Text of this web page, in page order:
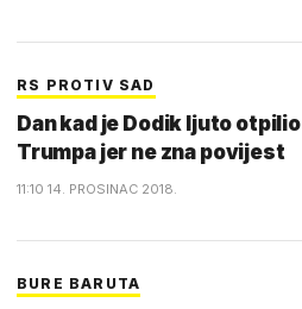
RS PROTIV SAD
Dan kad je Dodik ljuto otpilio
Trumpa jer ne zna povijest
11:10 14. PROSINAC 2018.
BURE BARUTA